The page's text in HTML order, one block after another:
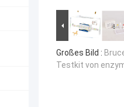
Großes Bild :
Testkit von